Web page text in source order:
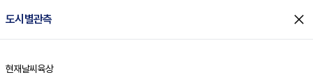
도시별관측 close
홈
현재날씨 육상